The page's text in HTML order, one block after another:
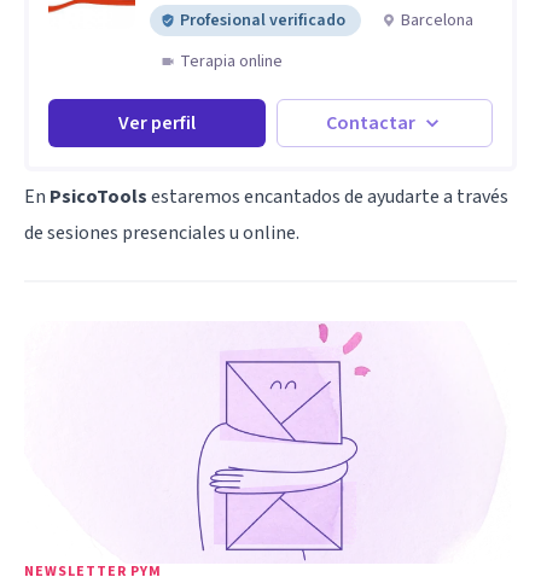
Profesional verificado
Barcelona
Terapia online
Ver perfil Contactar
En PsicoToolsestaremos encantados de ayudarte a través
de sesiones presenciales u online.
NEWSLETTER PYM